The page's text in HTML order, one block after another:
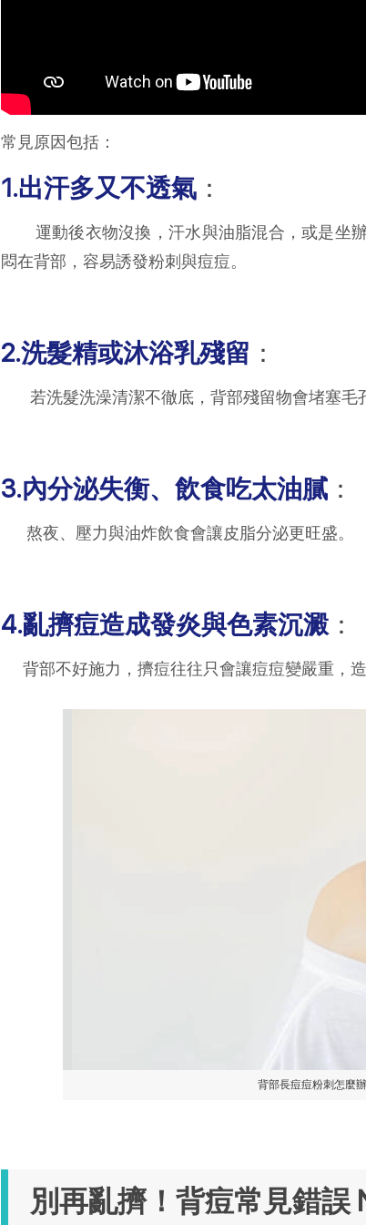
常見原因包括：
1.出汗多又不透氣：
運動後衣物沒換，汗水與油脂混合，或是坐
悶在背部，容易誘發粉刺與痘痘。
2.洗髮精或沐浴乳殘留 ：
若洗髮洗澡清潔不徹底，背部殘留物會堵塞毛
3.內分泌失衡、飲食吃太油膩：
熬夜、壓力與油炸飲食會讓皮脂分泌更旺盛。
4.亂擠痘造成發炎與色素沉澱：
背部不好施力，擠痘往往只會讓痘痘變嚴重，造
背部長痘痘粉刺怎麼
別再亂擠！背痘常見錯誤